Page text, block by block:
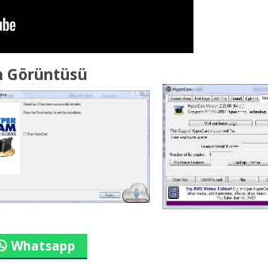
Görüntüsü
Whatsapp